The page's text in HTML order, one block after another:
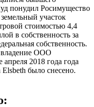
понудил Росимущество
участок
стоимостью 4,4
в собственность за
собственность.
владение ООО
2018 года года
Elsbeth было снесено.